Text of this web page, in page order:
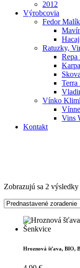
2012
Výrobcovia
Fedor
Ratuzky,
Repa
Terra
Vínko
Vins
Kontakt
Zobrazujú sa 2 výsledky
Hroznová šťava, BIO,